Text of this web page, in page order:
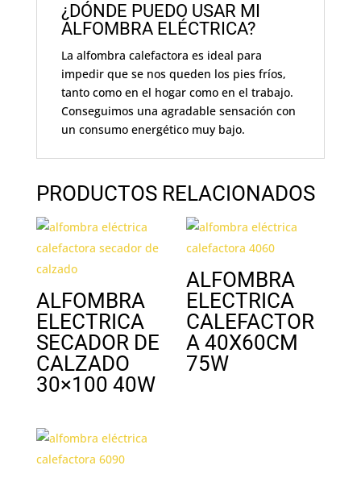
¿DÓNDE PUEDO USAR MI
ALFOMBRA ELÉCTRICA?
La alfombra calefactora es ideal para
impedir que se nos queden los pies fríos,
tanto como en el hogar como en el trabajo.
Conseguimos una agradable sensación con
un consumo energético muy bajo.
PRODUCTOS RELACIONADOS
ALFOMBRA
ELECTRICA
SECADOR DE
CALZADO
30×100 40W
ALFOMBRA
ELECTRICA
CALEFACTOR
A 40X60CM
75W